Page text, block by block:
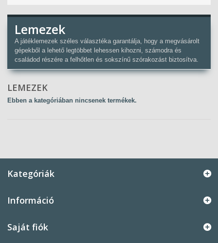
Lemezek
A játéklemezek széles választéka garantálja, hogy a megvásárolt
gépekből a lehető legtöbbet lehessen kihozni, számodra és
családod részére a felhőtlen és sokszínű szórakozást biztosítva.
LEMEZEK
Ebben a kategóriában nincsenek termékek.
Kategóriák
Információ
Saját fiók